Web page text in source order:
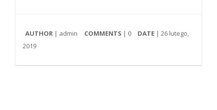
AUTHOR | admin COMMENTS | 0 DATE | 26 lutego,
2019